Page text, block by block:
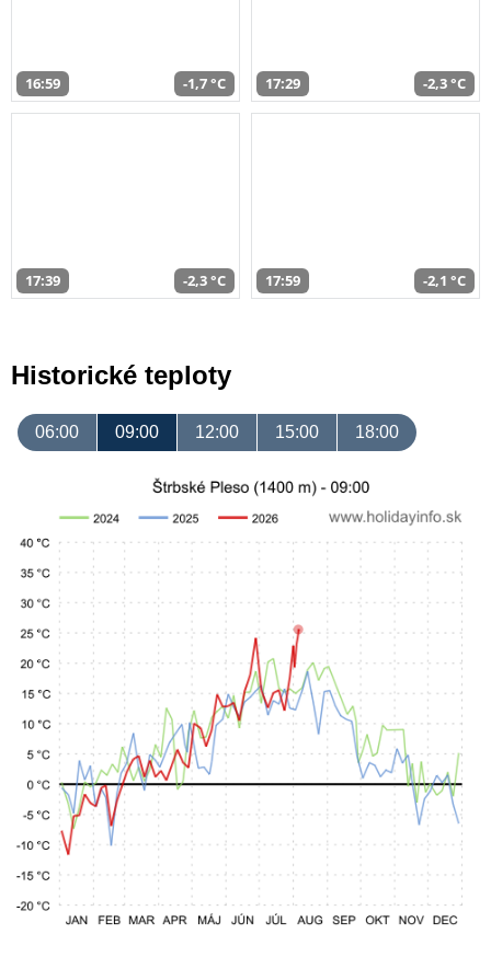
16:59 -1,7 °C 17:29 -2,3 °C
17:39 -2,3 °C 17:59 -2,1 °C
Historické teploty
06:00 09:00 12:00 15:00 18:00